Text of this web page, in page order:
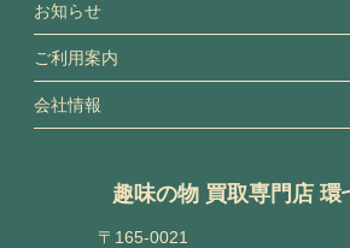
お知らせ
ご利用案内
会社情報
趣味の物 買取専門店 環
〒165-0021